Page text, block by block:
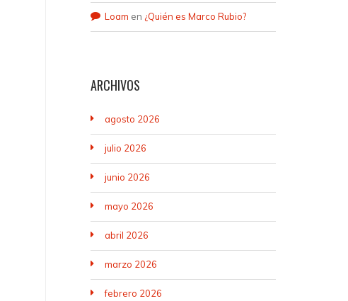
Loam en ¿Quién es Marco Rubio?
ARCHIVOS
agosto 2026
julio 2026
junio 2026
mayo 2026
abril 2026
marzo 2026
febrero 2026